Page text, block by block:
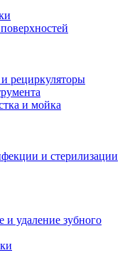
рециркуляторы
и мойка
и стерилизации
и удаление зубного